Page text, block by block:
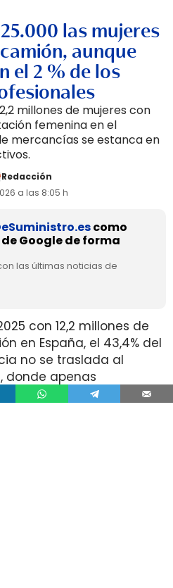
las mujeres
aunque
el 2 % de los
millones de mujeres con
femenina en el
mercancías se estanca en
Redacción
a las 8:05 h
como
Google de forma
las últimas noticias de
con 12,2 millones de
en España, el 43,4% del
no se traslada al
donde apenas
colectivo de 250.000